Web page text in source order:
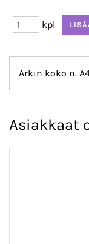
kpl
Arkin koko n.
Asiakkaat